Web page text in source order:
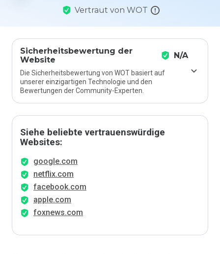
Vertraut von WOT
Sicherheitsbewertung der
Website
N/A
Die Sicherheitsbewertung von WOT basiert auf
unserer einzigartigen Technologie und den
Bewertungen der Community-Experten.
Siehe beliebte vertrauenswürdige
Websites:
google.com
netflix.com
facebook.com
apple.com
foxnews.com